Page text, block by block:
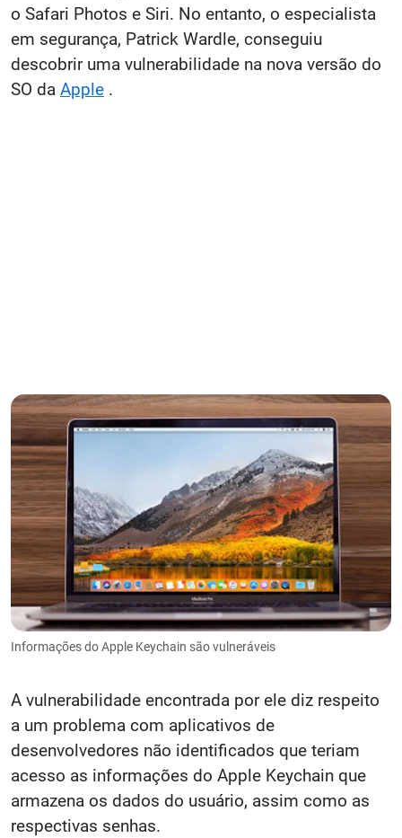
o Safari Photos e Siri. No entanto, o especialista
em segurança, Patrick Wardle, conseguiu
descobrir uma vulnerabilidade na nova versão do
SO da Apple .
Informações do Apple Keychain são vulneráveis
A vulnerabilidade encontrada por ele diz respeito
a um problema com aplicativos de
desenvolvedores não identificados que teriam
acesso as informações do Apple Keychain que
armazena os dados do usuário, assim como as
respectivas senhas.